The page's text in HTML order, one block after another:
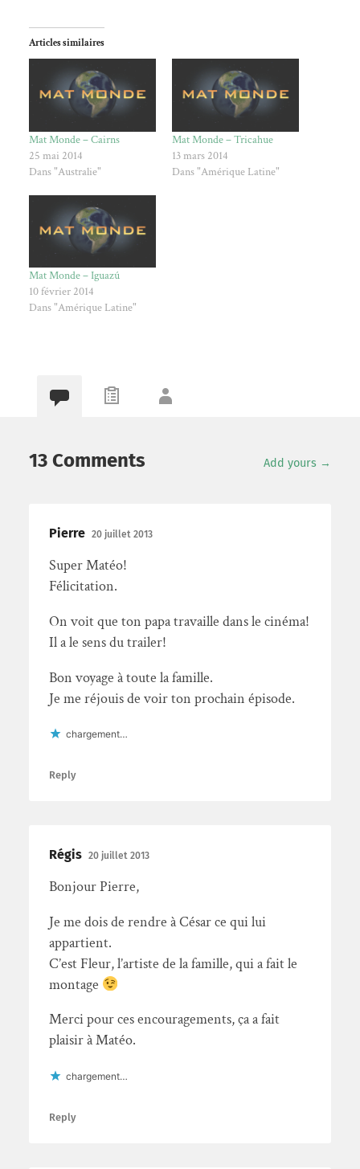
Articles similaires
Mat Monde – Cairns
25 mai 2014
Dans "Australie"
Mat Monde – Tricahue
13 mars 2014
Dans "Amérique Latine"
Mat Monde – Iguazú
10 février 2014
Dans "Amérique Latine"
13 Comments Add yours →
Pierre 20 juillet 2013
Super Matéo!
Félicitation.
On voit que ton papa travaille dans le cinéma!
Il a le sens du trailer!
Bon voyage à toute la famille.
Je me réjouis de voir ton prochain épisode.
chargement…
Reply
Régis 20 juillet 2013
Bonjour Pierre,
Je me dois de rendre à César ce qui lui
appartient.
C’est Fleur, l’artiste de la famille, qui a fait le
montage
Merci pour ces encouragements, ça a fait
plaisir à Matéo.
chargement…
Reply